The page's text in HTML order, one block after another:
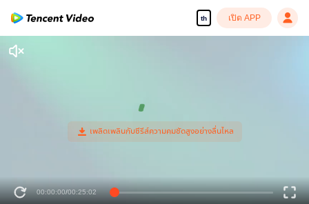
th เปิด APP
00:00:00/00:25:02